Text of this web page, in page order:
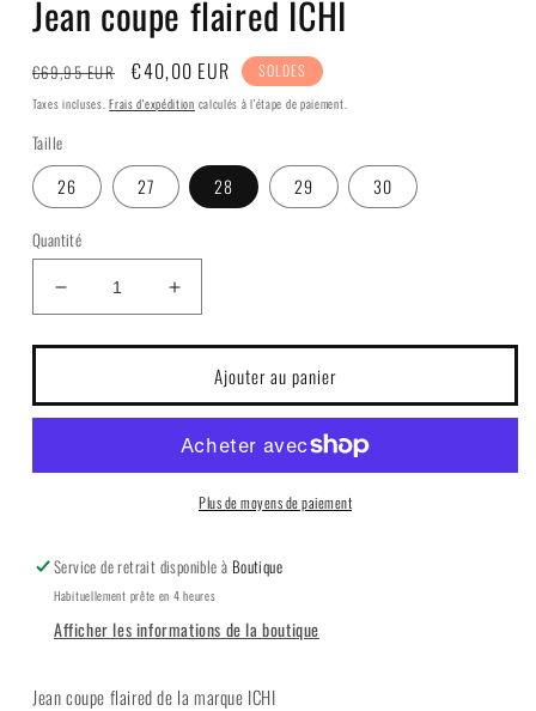
fenêtre
modale
Jean coupe flaired ICHI
Prix
habituel
€69,95 EUR
Prix
soldé
€40,00 EUR SOLDES
Taxes incluses.Frais d'expédition calculés à l'étape de paiement.
Taille
26 27 28 29 30
Quantité
Réduire
la
quantité
Jean
coupe
ICHI
Augmenter
la
quantité
Jean
coupe
flaired
ICHI
Ajouter au panier
Plus de moyens de paiement
Service de retrait disponible à Boutique
Habituellement prête en 4 heures
Afficher les informations de la boutique
Jean coupe flaired de la marque ICHI